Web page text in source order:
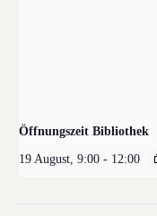
Öffnungszeit Bibliothek
19 August, 9:00 - 12:00